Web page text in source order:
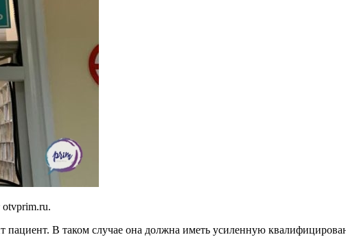
otvprim.ru.
пациент. В таком случае она должна иметь усиленную